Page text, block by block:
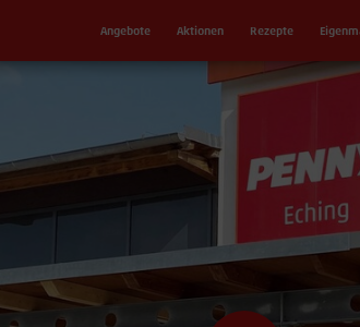
Angebote Aktionen Rezepte